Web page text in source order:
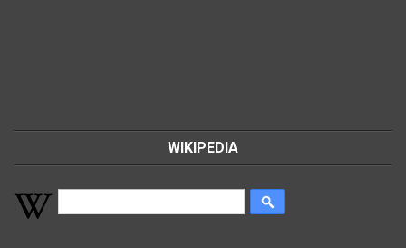
WIKIPEDIA